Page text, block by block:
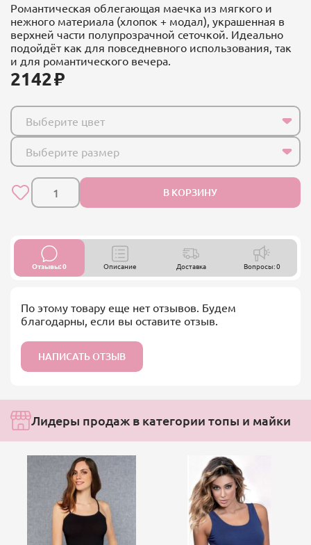
Романтическая облегающая маечка из мягкого и
нежного материала (хлопок + модал), украшенная в
верхней части полупрозрачной сеточкой. Идеально
подойдёт как для повседневного использования, так
и для романтического вечера.
2142
Выберите цвет
Выберите размер
В КОРЗИНУ
Отзывы: 0 Описание Доставка Вопросы: 0
По этому товару еще нет отзывов. Будем
благодарны, если вы оставите отзыв.
НАПИСАТЬ ОТЗЫВ
Лидеры продаж в категории топы и майки